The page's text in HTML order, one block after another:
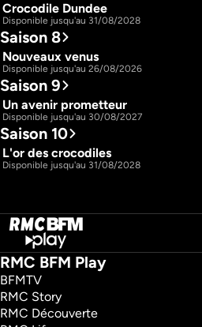
S7 E1
Crocodile Dundee
Disponible jusqu'au 31/08/2028
Saison 8
S8 E1
Nouveaux venus
Disponible jusqu'au 26/08/2026
Saison 9
S9 E17
Un avenir prometteur
Disponible jusqu'au 30/08/2027
Saison 10
S10 E1
L'or des crocodiles
Disponible jusqu'au 31/08/2028
RMC BFM Play
BFMTV
RMC Story
RMC Découverte